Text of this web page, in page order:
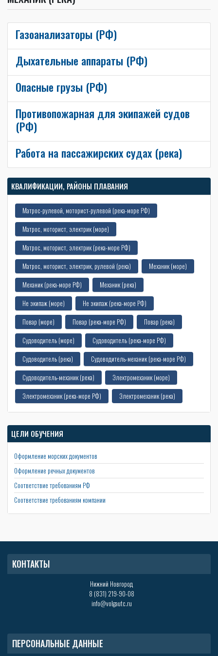
КВАЛИФИКАЦИИ, РАЙОНЫ ПЛАВАНИЯ
Матрос-рулевой, моторист-рулевой (река-море РФ)
Матрос, моторист, электрик (море)
Матрос, моторист, электрик (река-море РФ)
Матрос, моторист, электрик, рулевой (река)
Механик (море)
Механик (река-море РФ)
Механик (река)
Не экипаж (море)
Не экипаж (река-море РФ)
Повар (море)
Повар (река-море РФ)
Повар (река)
Судоводитель (море)
Судоводитель (река-море РФ)
Судоводитель (река)
Судоводитель-механик (река-море РФ)
Судоводитель-механик (река)
Электромеханик (море)
Электромеханик (река-море РФ)
Электромеханик (река)
Газоанализаторы (РФ)
Дыхательные аппараты (РФ)
Опасные грузы (РФ)
Противопожарная для экипажей судов
(РФ)
Работа на пассажирских судах (река)
ЦЕЛИ ОБУЧЕНИЯ
Оформление морских документов
Оформление речных документов
Соответствие требованиям РФ
Соответствие требованиям компании
КОНТАКТЫ
Нижний Новгород
8 (831) 219-90-08
info@volgautc.ru
ПЕРСОНАЛЬНЫЕ ДАННЫЕ